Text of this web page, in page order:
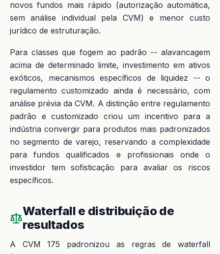
novos fundos mais rápido (autorização automática,
sem análise individual pela CVM) e menor custo
jurídico de estruturação.
Para classes que fogem ao padrão -- alavancagem
acima de determinado limite, investimento em ativos
exóticos, mecanismos específicos de liquidez -- o
regulamento customizado ainda é necessário, com
análise prévia da CVM. A distinção entre regulamento
padrão e customizado criou um incentivo para a
indústria convergir para produtos mais padronizados
no segmento de varejo, reservando a complexidade
para fundos qualificados e profissionais onde o
investidor tem sofisticação para avaliar os riscos
específicos.
Waterfall e distribuição de
resultados
A CVM 175 padronizou as regras de waterfall